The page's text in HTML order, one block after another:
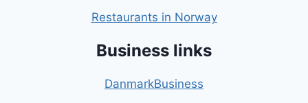
Restaurants in Norway
Business links
DanmarkBusiness